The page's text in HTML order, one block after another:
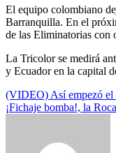
El equipo colombiano
Barranquilla. En el
de las Eliminatorias con
La Tricolor se medirá
y Ecuador en la capital
Navegación
de
(VIDEO) Así empezó el
¡Fichaje bomba!, la